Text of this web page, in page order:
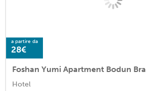
a partire da
28€
Foshan Yumi Apartment Bodun
Hotel